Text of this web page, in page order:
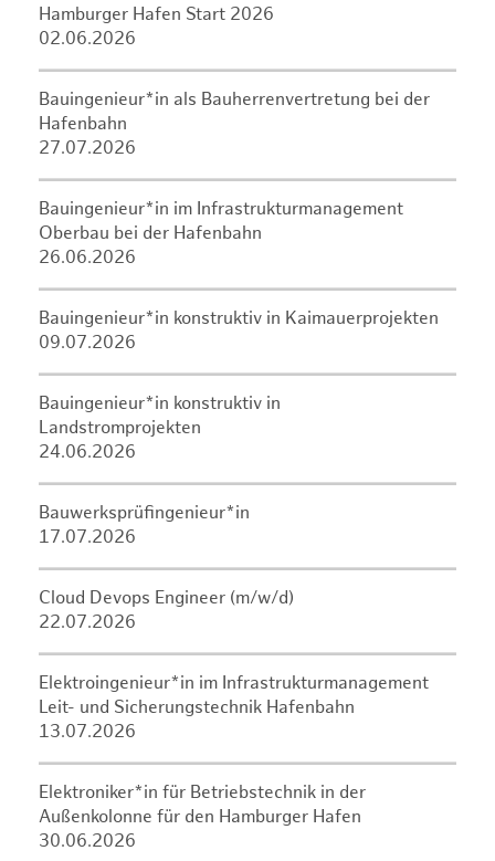
Hamburger Hafen Start 2026
02.06.2026
Bauingenieur*in als Bauherrenvertretung bei der
Hafenbahn
27.07.2026
Bauingenieur*in im Infrastrukturmanagement
Oberbau bei der Hafenbahn
26.06.2026
Bauingenieur*in konstruktiv in Kaimauerprojekten
09.07.2026
Bauingenieur*in konstruktiv in
Landstromprojekten
24.06.2026
Bauwerksprüfingenieur*in
17.07.2026
Cloud Devops Engineer (m/w/d)
22.07.2026
Elektroingenieur*in im Infrastrukturmanagement
Leit- und Sicherungstechnik Hafenbahn
13.07.2026
Elektroniker*in für Betriebstechnik in der
Außenkolonne für den Hamburger Hafen
30.06.2026